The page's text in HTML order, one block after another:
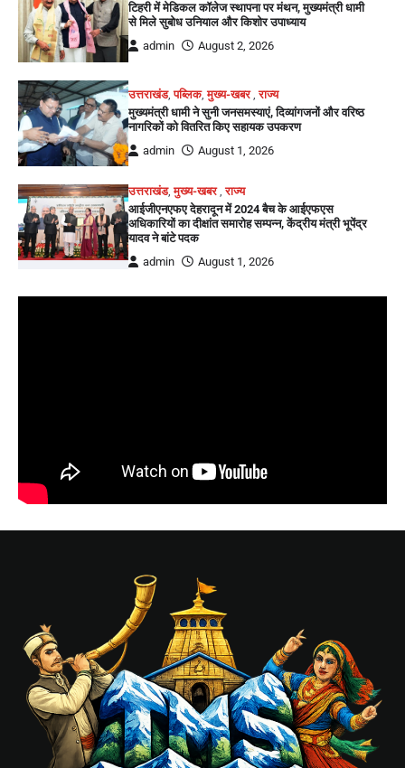
टिहरी में मेडिकल कॉलेज स्थापना पर मंथन, मुख्यमंत्री धामी
से मिले सुबोध उनियाल और किशोर उपाध्याय
admin
August 2, 2026
उत्तराखंड,पब्लिक,मुख्य-खबर,राज्य
मुख्यमंत्री धामी ने सुनी जनसमस्याएं, दिव्यांगजनों और वरिष्ठ
नागरिकों को वितरित किए सहायक उपकरण
admin
August 1, 2026
उत्तराखंड,मुख्य-खबर ,राज्य
आईजीएनएफए देहरादून में 2024 बैच के आईएफएस
अधिकारियों का दीक्षांत समारोह सम्पन्न, केंद्रीय मंत्री भूपेंद्र
यादव ने बांटे पदक
admin
August 1, 2026